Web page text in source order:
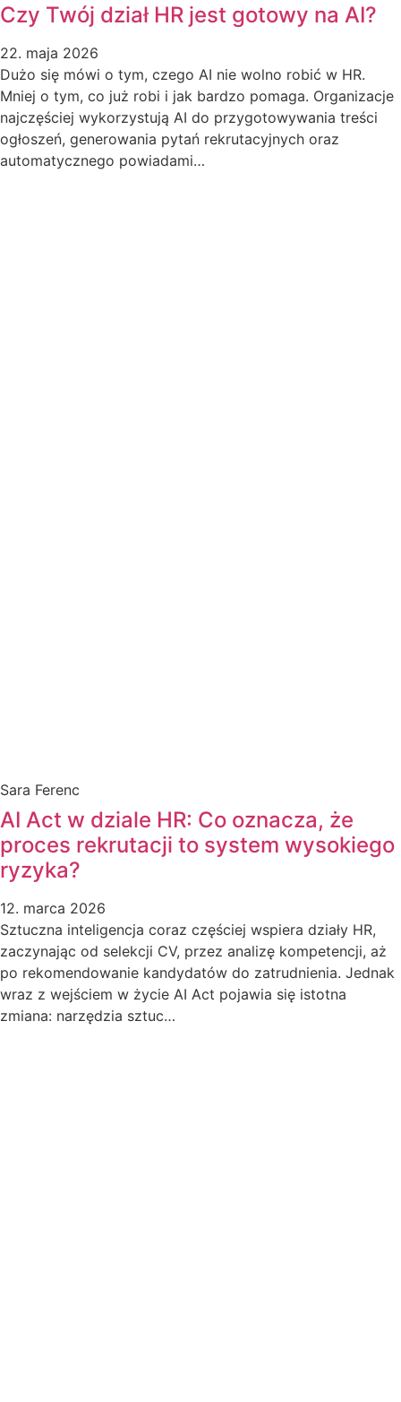
Czy Twój dział HR jest gotowy na AI?
22. maja 2026
Dużo się mówi o tym, czego AI nie wolno robić w HR.
Mniej o tym, co już robi i jak bardzo pomaga. Organizacje
najczęściej wykorzystują AI do przygotowywania treści
ogłoszeń, generowania pytań rekrutacyjnych oraz
automatycznego powiadami…
Sara Ferenc
AI Act w dziale HR: Co oznacza, że
proces rekrutacji to system wysokiego
ryzyka?
12. marca 2026
Sztuczna inteligencja coraz częściej wspiera działy HR,
zaczynając od selekcji CV, przez analizę kompetencji, aż
po rekomendowanie kandydatów do zatrudnienia. Jednak
wraz z wejściem w życie AI Act pojawia się istotna
zmiana: narzędzia sztuc…